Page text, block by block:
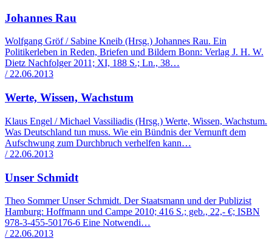
Johannes Rau
Wolfgang Gröf / Sabine Kneib (Hrsg.) Johannes Rau. Ein
Politikerleben in Reden, Briefen und Bildern Bonn: Verlag J. H. W.
Dietz Nachfolger 2011; XI, 188 S.; Ln., 38…
/ 22.06.2013
Werte, Wissen, Wachstum
Klaus Engel / Michael Vassiliadis (Hrsg.) Werte, Wissen, Wachstum.
Was Deutschland tun muss. Wie ein Bündnis der Vernunft dem
Aufschwung zum Durchbruch verhelfen kann…
/ 22.06.2013
Unser Schmidt
Theo Sommer Unser Schmidt. Der Staatsmann und der Publizist
Hamburg: Hoffmann und Campe 2010; 416 S.; geb., 22,- €; ISBN
978-3-455-50176-6 Eine Notwendi…
/ 22.06.2013